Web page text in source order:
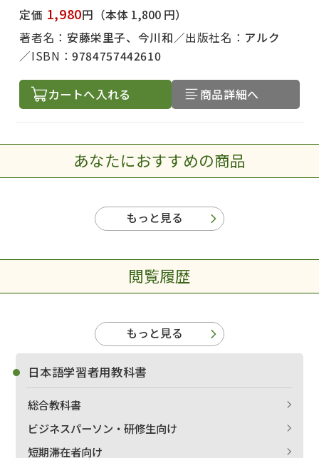
定価 1,980円 （本体 1,800 円）
著者名： 安藤栄里子、今川和 出版社名： アルク
ISBN：9784757442610
カートへ入れる 商品詳細へ
あなたにおすすめの商品
もっと見る
閲覧履歴
もっと見る
日本語学習者用教科書
総合教科書
ビジネスパーソン・研修生向け
短期滞在者向け